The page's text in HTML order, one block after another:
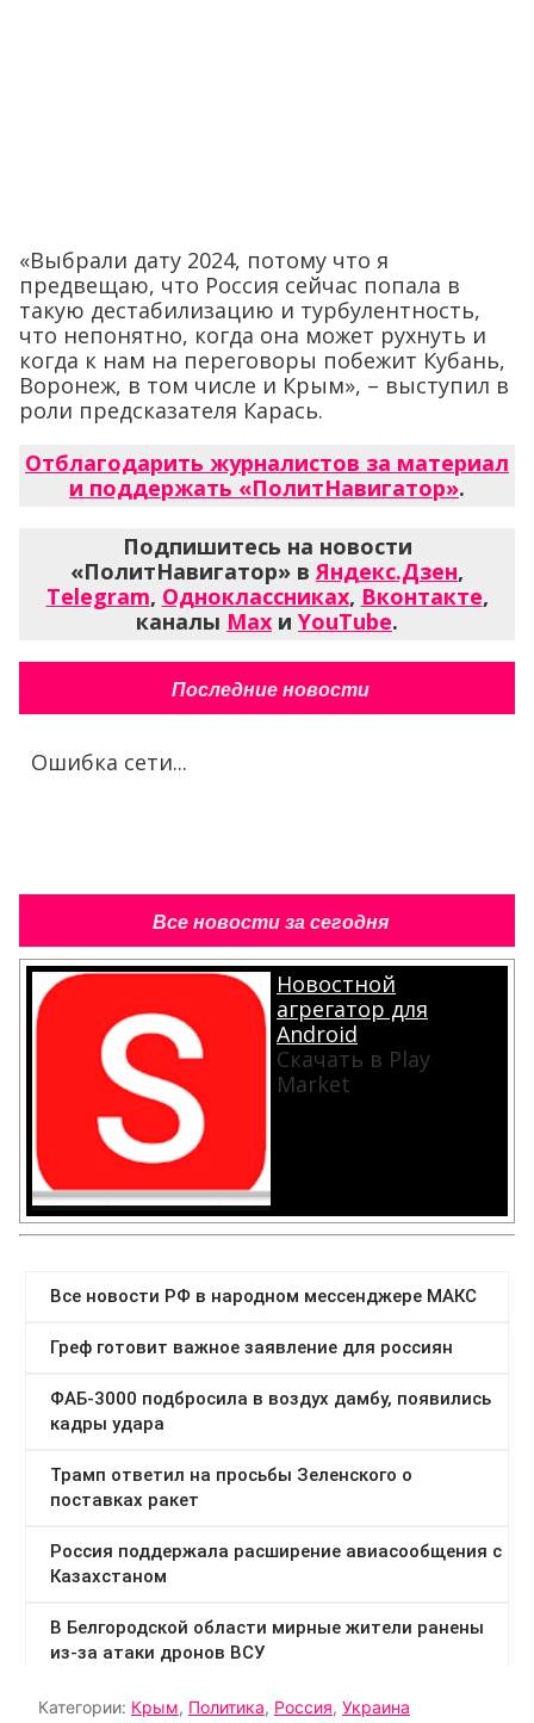
«Выбрали дату 2024, потому что я
предвещаю, что Россия сейчас попала в
такую дестабилизацию и турбулентность,
что непонятно, когда она может рухнуть и
когда к нам на переговоры побежит Кубань,
Воронеж, в том числе и Крым», – выступил в
роли предсказателя Карась.
Отблагодарить журналистов за материал
и поддержать «ПолитНавигатор».
Подпишитесь на новости
«ПолитНавигатор» в Яндекс.Дзен,
Telegram, Одноклассниках, Вконтакте,
каналы Max и YouTube.
Последние новости
Ошибка сети...
Все новости за сегодня
Новостной
агрегатор для
Android
Скачать в Play
Market
Категории: Крым, Политика, Россия, Украина